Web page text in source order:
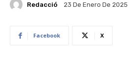
Redacció 23 De Enero De 2025
Facebook X